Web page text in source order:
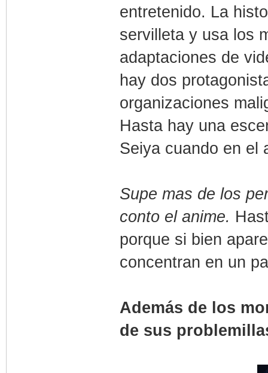
entretenido. La
servilleta y usa los
adaptaciones de
hay dos
organizaciones
Hasta hay una
Seiya cuando en el
Supe mas de los
conto el anime.
porque si bien
concentran en un
Además de los
de sus